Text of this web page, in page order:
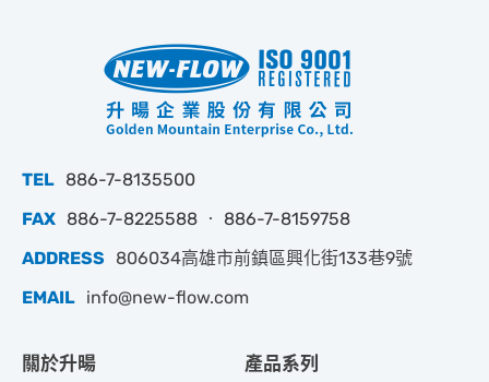
TEL 886-7-8135500
FAX 886-7-8225588 ‧ 886-7-8159758
ADDRESS
806034高雄市前鎮區興化街133巷9號
EMAIL info@new-flow.com
關於升暘 產品系列